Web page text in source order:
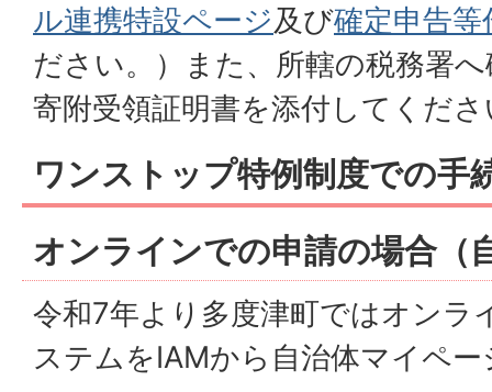
ル連携特設ページ及び確定申告
ださい。）また、所轄の税務署
寄附受領証明書を添付してくだ
ワンストップ特例制度での手
オンラインでの申請の場合（
令和7年より多度津町ではオンラ
ステムをIAMから自治体マイペ